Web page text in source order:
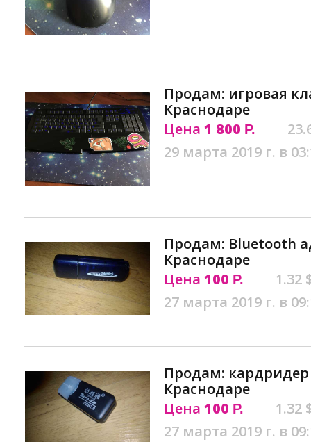
Продам: игровая
Краснодаре
Цена 1 800 Р.
29 марта 2019 г. в
Продам: Bluetooth
Краснодаре
Цена 100 Р.
1.32
27 марта 2019 г. в
Продам: кардридер
Краснодаре
Цена 100 Р.
1.32
27 марта 2019 г. в